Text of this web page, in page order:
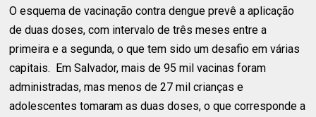
O esquema de vacinação contra dengue prevê a aplicação
de duas doses, com intervalo de três meses entre a
primeira e a segunda, o que tem sido um desafio em várias
capitais. Em Salvador, mais de 95 mil vacinas foram
administradas, mas menos de 27 mil crianças e
adolescentes tomaram as duas doses, o que corresponde a